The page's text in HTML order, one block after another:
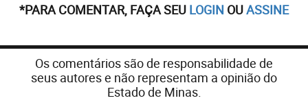
*PARA COMENTAR, FAÇA SEU LOGIN OUASSINE
Os comentários são de responsabilidade de
seus autores e não representam a opinião do
Estado de Minas.